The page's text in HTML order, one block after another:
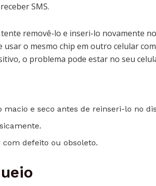
SMS.
removê-lo e inseri-lo novamente no
o mesmo chip em outro celular
o problema pode estar no seu
e seco antes de reinseri-lo no
defeito ou obsoleto.